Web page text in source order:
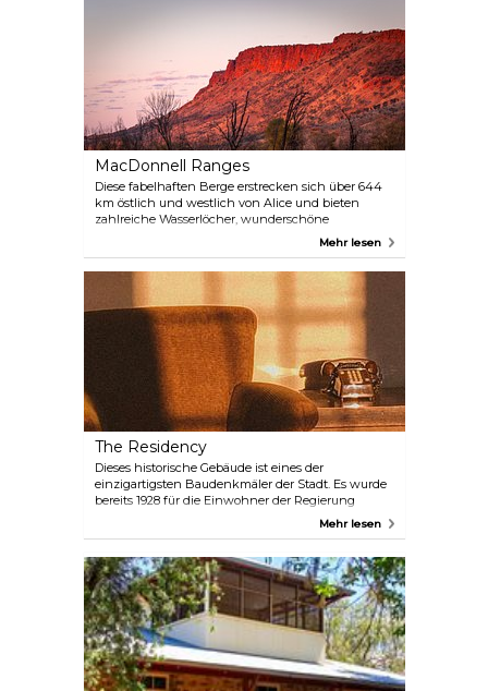
MacDonnell Ranges
Diese fabelhaften Berge erstrecken sich über 644
km östlich und westlich von Alice und bieten
zahlreiche Wasserlöcher, wunderschöne
Wanderwege, Wildtiere und gute Busch-
Campingplätze. Einige Orte sind nur 10-20 km von
der Stadt entfernt, also machen Sie sich auf den
Weg und genießen Sie die reiche Atmosphäre.
Mehr lesen
The Residency
Dieses historische Gebäude ist eines der
einzigartigsten Baudenkmäler der Stadt. Es wurde
bereits 1928 für die Einwohner der Regierung
errichtet und beherbergte 1963 sogar Queen
oder dem „königlichen Thron“ gezeigt, den die
Königin bei ihrem Besuch benutzte.
Mehr lesen